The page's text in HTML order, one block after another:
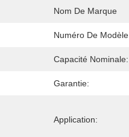
Nom De Marque
Numéro De Modèle
Capacité Nominale:
Garantie:
Application: